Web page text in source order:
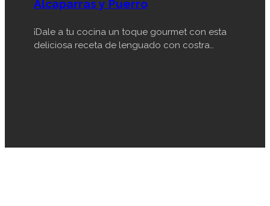
Alcaparras y Puerro
¡Dale a tu cocina un toque gourmet con esta
deliciosa receta de lenguado con costra…